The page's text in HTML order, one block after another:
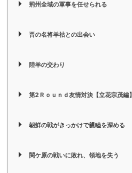
荊州全域の軍事を任せられる
晋の名将羊祜との出会い
陸羊の交わり
第2Ｒｏｕｎｄ友情対決【立花宗茂編】
朝鮮の戦がきっかけで親睦を深める
関ケ原の戦いに敗れ、領地を失う